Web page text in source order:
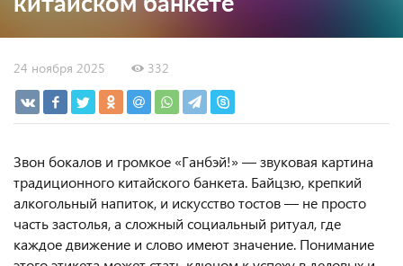
24 ноября 2025 332
Звон бокалов и громкое «Ганбэй!» — звуковая картина
традиционного китайского банкета. Байцзю, крепкий
алкогольный напиток, и искусство тостов — не просто
часть застолья, а сложный социальный ритуал, где
каждое движение и слово имеют значение. Понимание